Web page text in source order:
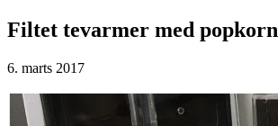
Filtet tevarmer med popkorn
6. marts 2017